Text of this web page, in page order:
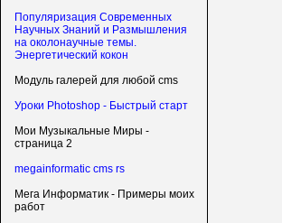
Популяризация Современных
Научных Знаний и Размышления
на околонаучные темы.
Энергетический кокон
Модуль галерей для любой cms
Уроки Photoshop - Быстрый старт
Мои Музыкальные Миры -
страница 2
megainformatic cms rs
Мега Информатик - Примеры моих
работ